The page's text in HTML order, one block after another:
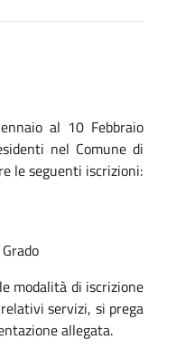
al 10 Febbraio
nel Comune di
le seguenti iscrizioni:
modalità di iscrizione
servizi, si prega
allegata.